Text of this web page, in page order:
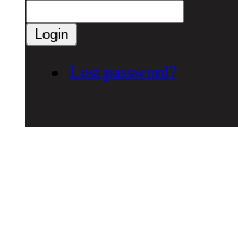
Lost password?